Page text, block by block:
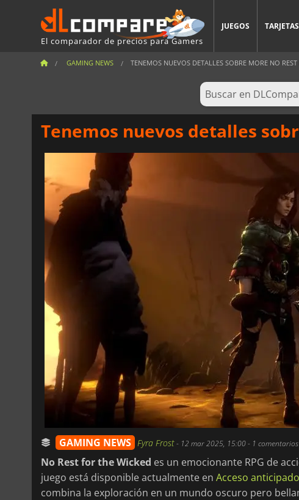
El comparador de precios para Gamers
JUEGOS
GAMING NEWS TENEMOS NUEVOS DETALLES SOBRE MORE NO
Tenemos nuevos detalles
GAMING NEWS Fyra Frost- 12 mar 2025, 15:00- 1 comentarios
No Rest for the Wicked es un emocionante RPG de
juego está disponible actualmente en Acceso anticipado
combina la exploración en un mundo oscuro pero